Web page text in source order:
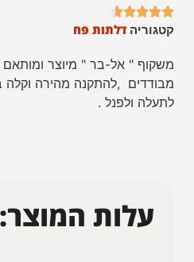





קטגוריה דלתות פח
משקוף " אל-בר " מיוצר ומותאם
מבודדים ,להתקנה מהירה וקלה
לתעלה ולפנל .
עלות המוצר: